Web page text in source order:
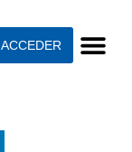
ACCEDER